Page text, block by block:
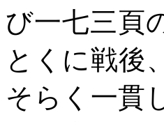
び一七三頁
とくに戦後
そらく一貫